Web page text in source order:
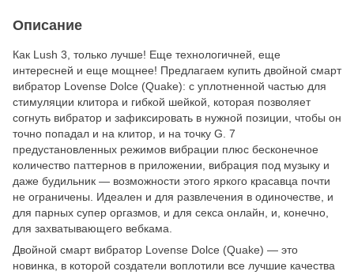
Описание
Как Lush 3, только лучше! Еще технологичней, еще
интересней и еще мощнее! Предлагаем купить двойной смарт
вибратор Lovense Dolce (Quake): с уплотненной частью для
стимуляции клитора и гибкой шейкой, которая позволяет
согнуть вибратор и зафиксировать в нужной позиции, чтобы он
точно попадал и на клитор, и на точку G. 7
предустановленных режимов вибрации плюс бесконечное
количество паттернов в приложении, вибрация под музыку и
даже будильник — возможности этого яркого красавца почти
не ограничены. Идеален и для развлечения в одиночестве, и
для парных супер оргазмов, и для секса онлайн, и, конечно,
для захватывающего вебкама.
Двойной смарт вибратор Lovense Dolce (Quake) — это
новинка, в которой создатели воплотили все лучшие качества